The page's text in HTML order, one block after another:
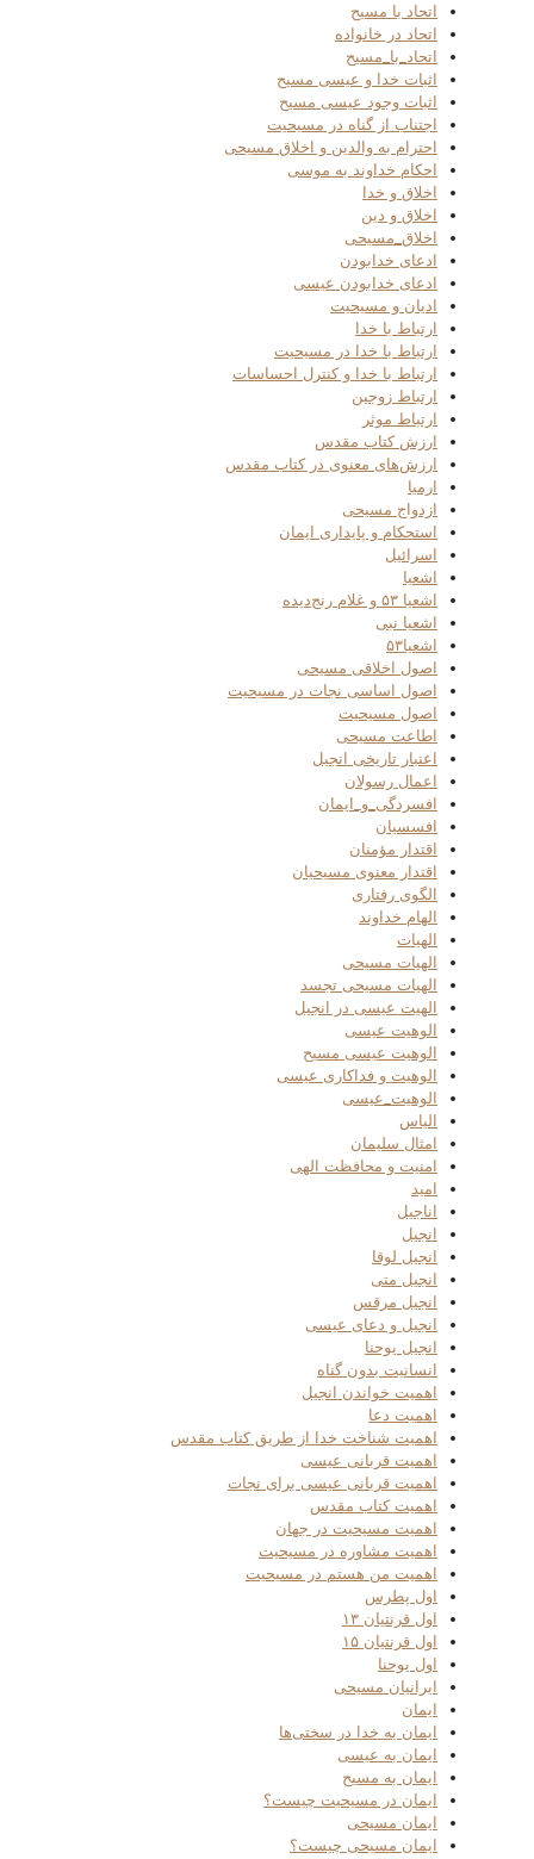
اتحاد با مسیح
اتحاد در خانواده
اتحاد_با_مسیح
اثبات خدا و عیسی مسیح
اثبات وجود عیسی مسیح
اجتناب از گناه در مسیحیت
احترام به والدین و اخلاق مسیحی
احکام خداوند به موسی
اخلاق و خدا
اخلاق و دین
اخلاق_مسیحی
ادعای خدابودن
ادعای خدابودن عیسی
ادیان و مسیحیت
ارتباط با خدا
ارتباط با خدا در مسیحیت
ارتباط با خدا و کنترل احساسات
ارتباط زوجین
ارتباط موثر
ارزش کتاب مقدس
ارزش‌های معنوی در کتاب مقدس
ارمیا
ازدواج مسیحی
استحکام و پایداری ایمان
اسرائیل
اشعیا
اشعیا ۵۳ و غلام رنج‌دیده
اشعیا نبی
اشعیا۵۳
اصول اخلاقی مسیحی
اصول اساسی نجات در مسیحیت
اصول مسیحیت
اطاعت مسیحی
اعتبار تاریخی انجیل
اعمال رسولان
افسردگی_و_ایمان
افسسیان
اقتدار مؤمنان
اقتدار معنوی مسیحیان
الگوی رفتاری
الهام خداوند
الهیات
الهیات مسیحی
الهیات مسیحی تجسد
الهیت عیسی در انجیل
الوهیت عیسی
الوهیت عیسی مسیح
الوهیت و فداکاری عیسی
الوهیت_عیسی
الیاس
امثال سلیمان
امنیت و محافظت الهی
امید
اناجیل
انجیل
انجیل لوقا
انجیل متی
انجیل مرقس
انجیل و دعای عیسی
انجیل یوحنا
انسانیت بدون گناه
اهمیت خواندن انجیل
اهمیت دعا
اهمیت شناخت خدا از طریق کتاب مقدس
اهمیت قربانی عیسی
اهمیت قربانی عیسی برای نجات
اهمیت کتاب مقدس
اهمیت مسیحیت در جهان
اهمیت مشاوره در مسیحیت
اهمیت من هستم در مسیحیت
اول پطرس
اول قرنتیان ۱۳
اول قرنتیان ۱۵
اول یوحنا
ایرانیان مسیحی
ایمان
ایمان به خدا در سختی‌ها
ایمان به عیسی
ایمان به مسیح
ایمان در مسیحیت چیست؟
ایمان مسیحی
ایمان مسیحی چیست؟